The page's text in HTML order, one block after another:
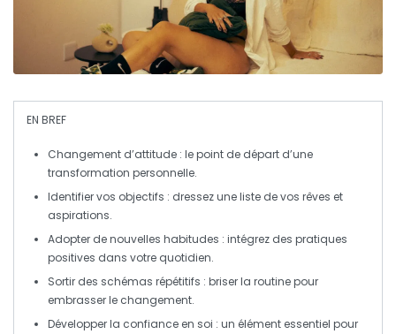
EN BREF
Changement d’attitude : le point de départ d’une
transformation personnelle.
Identifier vos objectifs : dressez une liste de vos rêves et
aspirations.
Adopter de nouvelles habitudes : intégrez des pratiques
positives dans votre quotidien.
Sortir des schémas répétitifs : briser la routine pour
embrasser le changement.
Développer la confiance en soi : un élément essentiel pour